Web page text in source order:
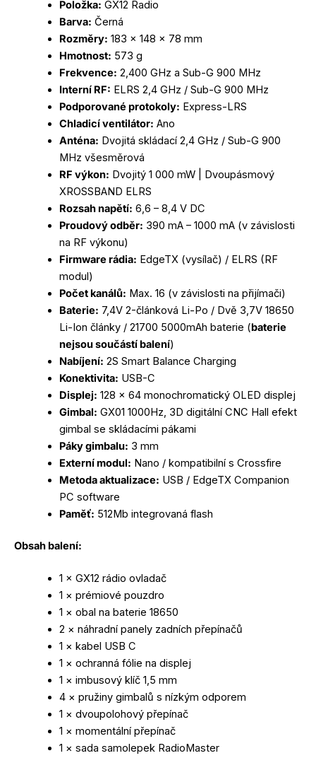
Položka: GX12 Radio
Barva: Černá
Rozměry: 183 × 148 × 78 mm
Hmotnost: 573 g
Frekvence: 2,400 GHz a Sub-G 900 MHz
Interní RF: ELRS 2,4 GHz / Sub-G 900 MHz
Podporované protokoly: Express-LRS
Chladicí ventilátor: Ano
Anténa: Dvojitá skládací 2,4 GHz / Sub-G 900
MHz všesměrová
RF výkon: Dvojitý 1 000 mW | Dvoupásmový
XROSSBAND ELRS
Rozsah napětí: 6,6 – 8,4 V DC
Proudový odběr: 390 mA – 1000 mA (v závislosti
na RF výkonu)
Firmware rádia: EdgeTX (vysílač) / ELRS (RF
modul)
Počet kanálů: Max. 16 (v závislosti na přijímači)
Baterie: 7,4V 2-článková Li-Po / Dvě 3,7V 18650
Li-Ion články / 21700 5000mAh baterie (baterie
nejsou součástí balení)
Nabíjení: 2S Smart Balance Charging
Konektivita: USB-C
Displej: 128 × 64 monochromatický OLED displej
Gimbal: GX01 1000Hz, 3D digitální CNC Hall efekt
gimbal se skládacími pákami
Páky gimbalu: 3 mm
Externí modul: Nano / kompatibilní s Crossfire
Metoda aktualizace: USB / EdgeTX Companion
PC software
Paměť: 512Mb integrovaná flash
Obsah balení:
1 × GX12 rádio ovladač
1 × prémiové pouzdro
1 × obal na baterie 18650
2 × náhradní panely zadních přepínačů
1 × kabel USB C
1 × ochranná fólie na displej
1 × imbusový klíč 1,5 mm
4 × pružiny gimbalů s nízkým odporem
1 × dvoupolohový přepínač
1 × momentální přepínač
1 × sada samolepek RadioMaster